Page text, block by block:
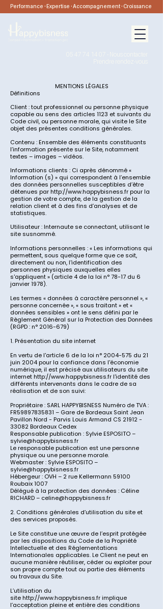
Performance · Expertise · Accompagnement · Croissance
Prendre rendez-vous
MENTIONS LÉGALES
Définitions
Client : tout professionnel ou personne physique
capable au sens des articles 1123 et suivants du
Code civil, ou personne morale, qui visite le Site
objet des présentes conditions générales.
Contenu : Ensemble des éléments constituants
l’information présente sur le Site, notamment
textes – images – vidéos.
Informations clients : Ci après dénommé «
Information (s) » qui correspondent à l’ensemble
des données personnelles susceptibles d’être
détenues par http://www.happybisness.fr pour la
gestion de votre compte, de la gestion de la
relation client et à des fins d’analyses et de
statistiques.
Utilisateur : Internaute se connectant, utilisant le
site susnommé.
Informations personnelles : « Les informations qui
permettent, sous quelque forme que ce soit,
directement ou non, l'identification des
personnes physiques auxquelles elles
s'appliquent » (article 4 de la loi n° 78-17 du 6
janvier 1978).
Les termes « données à caractère personnel », «
personne concernée », « sous traitant » et «
données sensibles » ont le sens défini par le
Règlement Général sur la Protection des Données
(RGPD : n° 2016-679)
1. Présentation du site internet
En vertu de l'article 6 de la loi n° 2004-575 du 21
juin 2004 pour la confiance dans l'économie
numérique, il est précisé aux utilisateurs du site
internet http://www.happybisness.fr l'identité des
différents intervenants dans le cadre de sa
réalisation et de son suivi:
Propriétaire : SARL HAPPYBISNESS Numéro de TVA :
FR59897835831 – Gare de Bordeaux Saint Jean
Pavillon Nord - Parvis Louis Armand CS 21912 -
33082 Bordeaux Cedex
Responsable publication : Sylvie ESPOSITO –
sylvie@happybisness.fr
Le responsable publication est une personne
physique ou une personne morale.
Webmaster : Sylvie ESPOSITO –
sylvie@happybisness.fr
Hébergeur : OVH – 2 rue Kellermann 59100
Roubaix 1007
Délégué à la protection des données : Céline
RICHARD – celine@happybisness.fr
2. Conditions générales d’utilisation du site et
des services proposés.
Le Site constitue une œuvre de l’esprit protégée
par les dispositions du Code de la Propriété
Intellectuelle et des Réglementations
Internationales applicables. Le Client ne peut en
aucune manière réutiliser, céder ou exploiter pour
son propre compte tout ou partie des éléments
ou travaux du Site.
L’utilisation du
site http://www.happybisness.frimplique
l’acceptation pleine et entière des conditions